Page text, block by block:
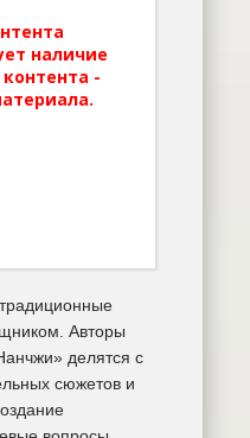
наличие
-
Авторы
делятся с
сюжетов и